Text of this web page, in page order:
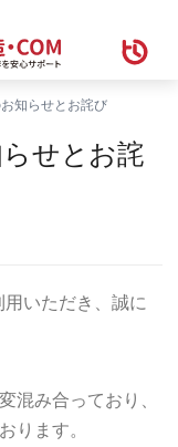
知らせとお詫び
せとお詫
用いただき、誠に
混み合っており、
ります。